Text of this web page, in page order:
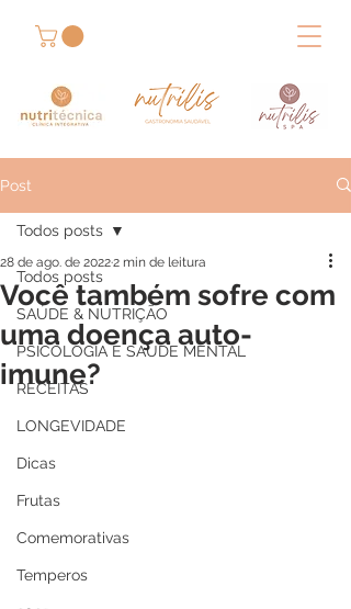
Post
Todos posts
SAÚDE & NUTRIÇÃO
PSICOLOGIA E SAÚDE MENTAL
RECEITAS
LONGEVIDADE
Dicas
Frutas
Comemorativas
Temperos
Todos posts
Você também sofre com
uma doença auto-
imune?
28 de ago. de 20222 min de leitura